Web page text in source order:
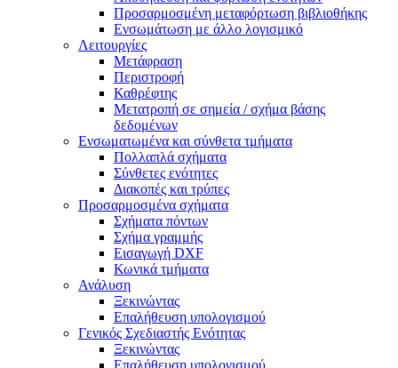
Προσαρμοσμένη μεταφόρτωση βιβλιοθήκης
Ενσωμάτωση με άλλο λογισμικό
Λειτουργίες
Μετάφραση
Περιστροφή
Καθρέφτης
Μετατροπή σε σημεία / σχήμα βάσης
δεδομένων
Ενσωματωμένα και σύνθετα τμήματα
Πολλαπλά σχήματα
Σύνθετες ενότητες
Διακοπές και τρύπες
Προσαρμοσμένα σχήματα
Σχήματα πόντων
Σχήμα γραμμής
Εισαγωγή DXF
Κωνικά τμήματα
Ανάλυση
Ξεκινώντας
Επαλήθευση υπολογισμού
Γενικός Σχεδιαστής Ενότητας
Ξεκινώντας